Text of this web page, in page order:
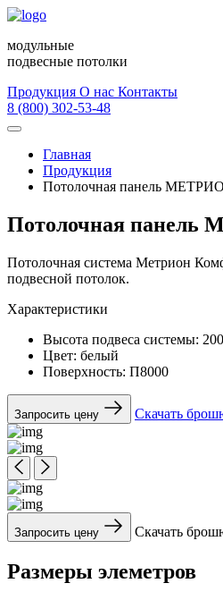
модульные
подвесные потолки
Продукция О нас Контакты
8 (800) 302-53-48
Главная
Продукция
Потолочная панель
Потолочная панель
Потолочная система Метрион
подвесной потолок.
Характеристики
Высота подвеса системы:
Цвет: белый
Поверхность: П8000
Запросить цену Скачать
Запросить цену Скачать
Размеры элеметров